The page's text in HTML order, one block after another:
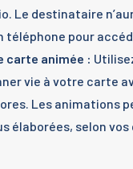
Le destinataire
téléphone pour
carte animée :
vie à votre carte
Les animations
élaborées, selon